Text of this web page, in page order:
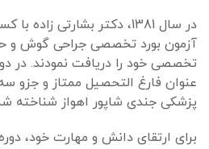
در سال 1381، دکتر بشارتی
آزمون بورد تخصصی جراحی گوش و
تخصصی خود را دریافت نمودند. در
عنوان فارغ التحصیل ممتاز و جزو
پزشکی جندی شاپور اهواز شناخته
برای ارتقای دانش و مهارت خود،